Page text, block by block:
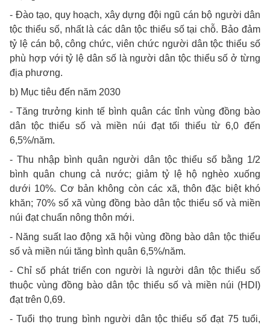
- Đào tạo, quy hoạch, xây dựng đội ngũ cán bộ người dân
tộc thiểu số, nhất là các dân tộc thiểu số tại chỗ. Bảo đảm
tỷ lệ cán bộ, công chức, viên chức người dân tộc thiểu số
phù hợp với tỷ lệ dân số là người dân tộc thiểu số ở từng
địa phương.
b) Mục tiêu đến năm 2030
- Tăng trưởng kinh tế bình quân các tỉnh vùng đồng bào
dân tộc thiểu số và miền núi đạt tối thiểu từ 6,0 đến
6,5%/năm.
- Thu nhập bình quân người dân tộc thiểu số bằng 1/2
bình quân chung cả nước; giảm tỷ lệ hộ nghèo xuống
dưới 10%. Cơ bản không còn các xã, thôn đặc biệt khó
khăn; 70% số xã vùng đồng bào dân tộc thiểu số và miền
núi đạt chuẩn nông thôn mới.
- Năng suất lao động xã hội vùng đồng bào dân tộc thiểu
số và miền núi tăng bình quân 6,5%/năm.
- Chỉ số phát triển con người là người dân tộc thiểu số
thuộc vùng đồng bào dân tộc thiểu số và miền núi (HDI)
đạt trên 0,69.
- Tuổi thọ trung bình người dân tộc thiểu số đạt 75 tuổi,